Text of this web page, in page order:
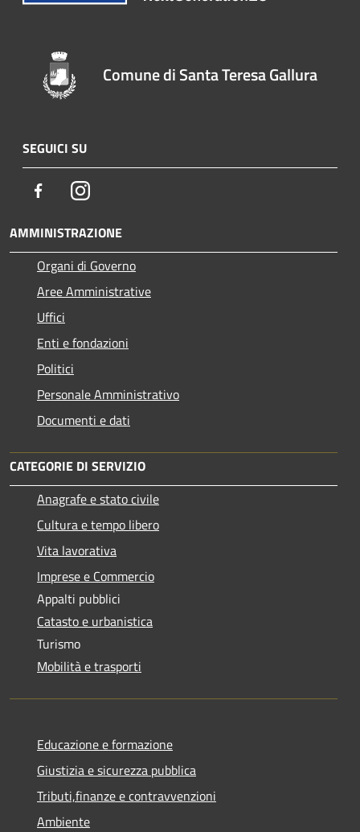
Comune di Santa Teresa Gallura
SEGUICI SU
FacebookInstagram
AMMINISTRAZIONE
Organi di Governo
Aree Amministrative
Uffici
Enti e fondazioni
Politici
Personale Amministrativo
Documenti e dati
CATEGORIE DI SERVIZIO
Anagrafe e stato civile
Cultura e tempo libero
Vita lavorativa
Imprese e Commercio
Appalti pubblici
Catasto e urbanistica
Turismo
Mobilità e trasporti
Educazione e formazione
Giustizia e sicurezza pubblica
Tributi,finanze e contravvenzioni
Ambiente